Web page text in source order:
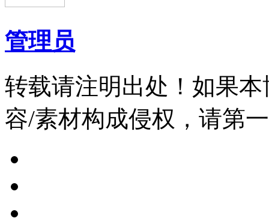
管理员
转载请注明出处！如果
容/素材构成侵权，请第